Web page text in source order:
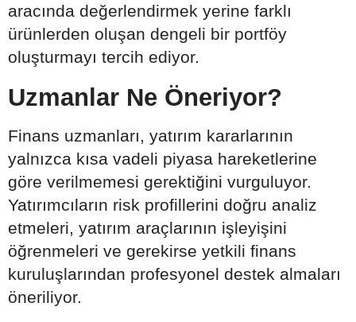
aracında değerlendirmek yerine farklı
ürünlerden oluşan dengeli bir portföy
oluşturmayı tercih ediyor.
Uzmanlar Ne Öneriyor?
Finans uzmanları, yatırım kararlarının
yalnızca kısa vadeli piyasa hareketlerine
göre verilmemesi gerektiğini vurguluyor.
Yatırımcıların risk profillerini doğru analiz
etmeleri, yatırım araçlarının işleyişini
öğrenmeleri ve gerekirse yetkili finans
kuruluşlarından profesyonel destek almaları
öneriliyor.